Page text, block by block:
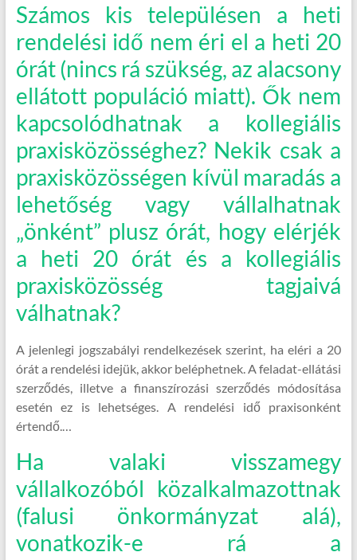
Számos kis településen a heti
rendelési idő nem éri el a heti 20
órát (nincs rá szükség, az alacsony
ellátott populáció miatt). Ők nem
kapcsolódhatnak a kollegiális
praxisközösséghez? Nekik csak a
praxisközösségen kívül maradás a
lehetőség vagy vállalhatnak
„önként” plusz órát, hogy elérjék
a heti 20 órát és a kollegiális
praxisközösség tagjaivá
válhatnak?
A jelenlegi jogszabályi rendelkezések szerint, ha eléri a 20
órát a rendelési idejük, akkor beléphetnek. A feladat-ellátási
szerződés, illetve a finanszírozási szerződés módosítása
esetén ez is lehetséges. A rendelési idő praxisonként
értendő.…
Ha valaki visszamegy
vállalkozóból közalkalmazottnak
(falusi önkormányzat alá),
vonatkozik-e rá a